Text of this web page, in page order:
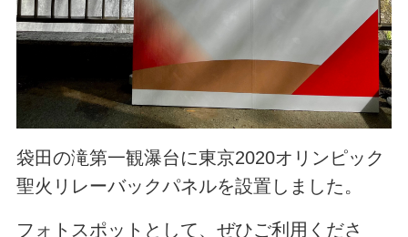
袋田の滝第一観瀑台に東京2020オリンピック
聖火リレーバックパネルを設置しました。
フォトスポットとして、ぜひご利用くださ